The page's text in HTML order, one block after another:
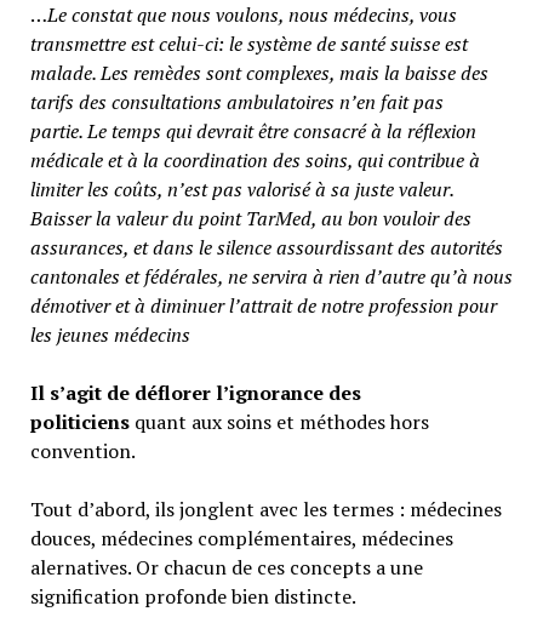
…Le constat que nous voulons, nous médecins, vous
transmettre est celui-ci: le système de santé suisse est
malade. Les remèdes sont complexes, mais la baisse des
tarifs des consultations ambulatoires n’en fait pas
partie.Le temps qui devrait être consacré à la réflexion
médicale et à la coordination des soins, qui contribue à
limiter les coûts, n’est pas valorisé à sa juste valeur.
Baisser la valeur du point TarMed, au bon vouloir des
assurances, et dans le silence assourdissant des autorités
cantonales et fédérales, ne servira à rien d’autre qu’à nous
démotiver et à diminuer l’attrait de notre profession pour
les jeunes médecins
Il s’agit de déflorer l’ignorance des
politiciensquant aux soins et méthodes hors
convention.
Tout d’abord, ils jonglent avec les termes : médecines
douces, médecines complémentaires, médecines
alernatives. Or chacun de ces concepts a une
signification profonde bien distincte.